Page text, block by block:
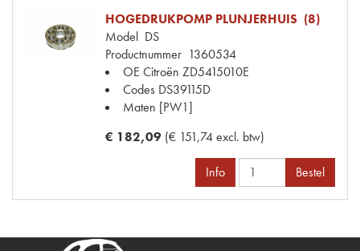
HOGEDRUKPOMP PLUNJERHUIS (8)
Model DS
Productnummer 1360534
OE Citroën ZD5415010E
Codes DS39115D
Maten [PW1]
€ 182,09 (€ 151,74 excl. btw)
Info Bestel